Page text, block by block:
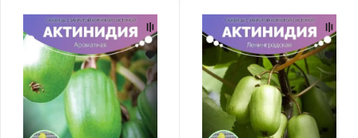
Актинидия
"Ароматная"
ЗКС
Актинидия
"Ленинградская"
ЗКС